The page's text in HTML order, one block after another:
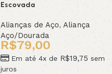
Escovada
Alianças de Aço,Aliança
Aço/Dourada
R$79,00
Em até 4x de R$19,75sem
juros